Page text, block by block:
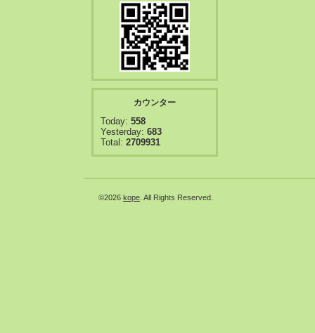
カウンター
Today: 558
Yesterday: 683
Total: 2709931
©2026 kope . All Rights Reserved.